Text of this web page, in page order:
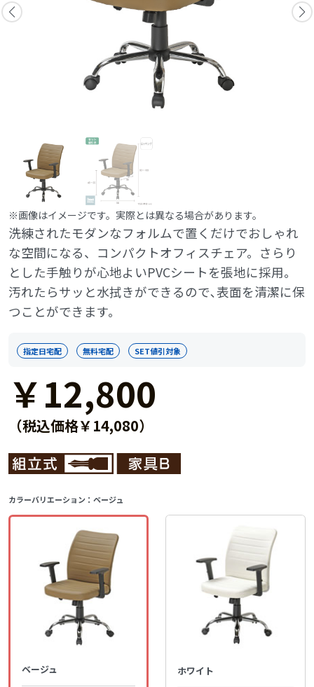
※画像はイメージです。実際とは異なる場合があります。
洗練されたモダンなフォルムで置くだけでおしゃれ
な空間になる、コンパクトオフィスチェア。さらり
とした手触りが心地よいPVCシートを張地に採用。
汚れたらサッと水拭きができるので､表面を清潔に保
つことができます。
指定日宅配 無料宅配 SET値引対象
￥12,800
（税込価格￥14,080）
カラーバリエーション： ベージュ
ベージュ ホワイト